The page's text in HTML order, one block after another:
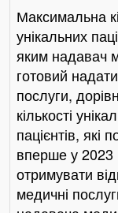
Максимальна
унікальних
яким надавач
готовий
послуги,
кількості
пацієнтів, які
вперше у 2023
отримувати
медичні